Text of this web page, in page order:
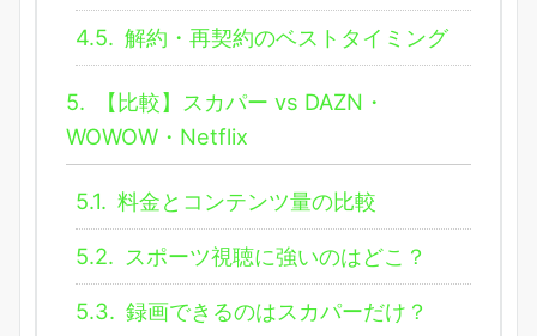
4.5. 解約・再契約のベストタイミング
5.
【比較】スカパー vs DAZN・
WOWOW・Netflix
5.1. 料金とコンテンツ量の比較
5.2. スポーツ視聴に強いのはどこ？
5.3. 録画できるのはスカパーだけ？